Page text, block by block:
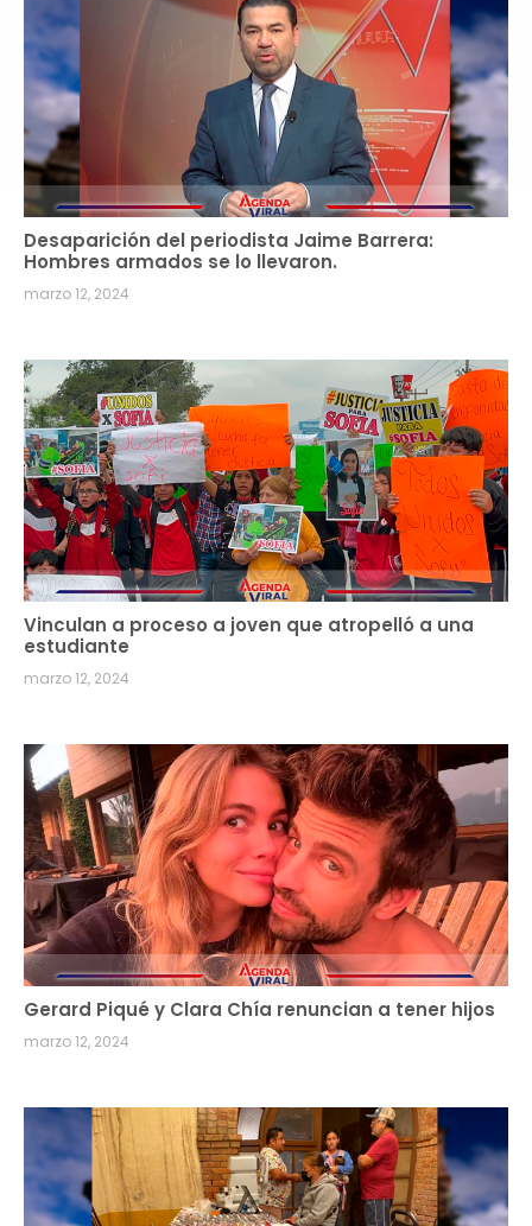
Desaparición del periodista Jaime Barrera:
Hombres armados se lo llevaron.
marzo 12, 2024
Vinculan a proceso a joven que atropelló a una
estudiante
marzo 12, 2024
Gerard Piqué y Clara Chía renuncian a tener hijos
marzo 12, 2024